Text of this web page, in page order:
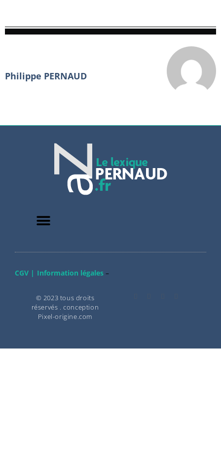
Philippe PERNAUD
CGV | Information légales–
© 2023 tous droits
réservés . conception
Pixel-origine.com